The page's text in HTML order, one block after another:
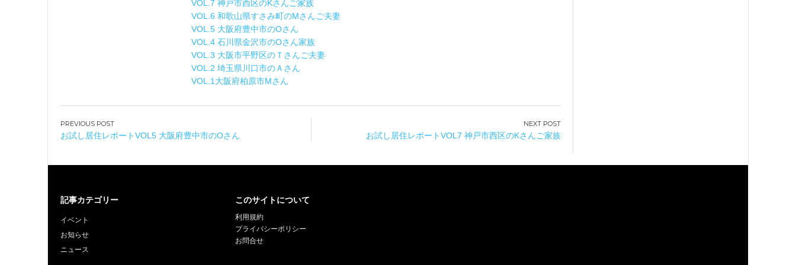
VOL.7 神戸市西区のKさんご家族
VOL.6 和歌山県すさみ町のMさんご夫妻
VOL.5 大阪府豊中市のOさん
VOL.4 石川県金沢市のOさん家族
VOL.3 大阪市平野区のＴさんご夫妻
VOL.2 埼玉県川口市のＡさん
VOL.1大阪府柏原市Mさん
投
稿
ビ
ー
シ
ョ
ン
お試し居住レポートVOL5 大阪府豊中市のOさん お試し居住レポートVOL7 神戸市西区のKさんご家族
記事カテゴリー
イベント
お知らせ
ニュース
このサイトについて
利用規約
プライバシーポリシー
お問合せ